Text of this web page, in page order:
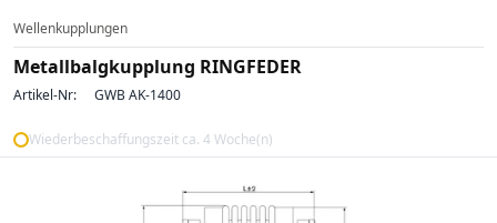
Wellenkupplungen
Metallbalgkupplung RINGFEDER
Artikel-Nr: GWB AK-1400
Wiederbeschaffungszeit ca. 4 Woche(n)